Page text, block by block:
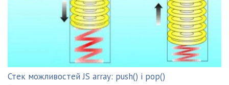
Стек можливостей JS array: push() і pop()